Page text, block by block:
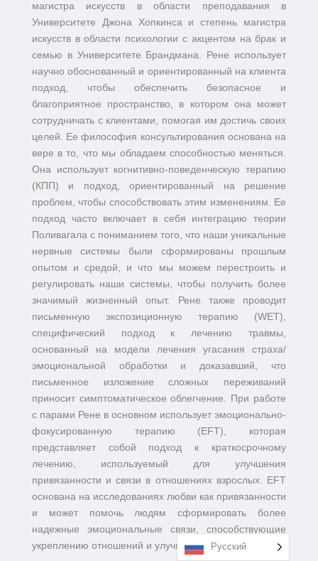
магистра искусств в области преподавания в
Университете Джона Хопкинса и степень магистра
искусств в области психологии с акцентом на брак и
семью в Университете Брандмана. Рене использует
научно обоснованный и ориентированный на клиента
подход, чтобы обеспечить безопасное и
благоприятное пространство, в котором она может
сотрудничать с клиентами, помогая им достичь своих
целей. Ее философия консультирования основана на
вере в то, что мы обладаем способностью меняться.
Она использует когнитивно-поведенческую терапию
(КПП) и подход, ориентированный на решение
проблем, чтобы способствовать этим изменениям. Ее
подход часто включает в себя интеграцию теории
Поливагала с пониманием того, что наши уникальные
нервные системы были сформированы прошлым
опытом и средой, и что мы можем перестроить и
регулировать наши системы, чтобы получить более
значимый жизненный опыт. Рене также проводит
письменную экспозиционную терапию (WET),
специфический подход к лечению травмы,
основанный на модели лечения угасания страха/
эмоциональной обработки и доказавший, что
письменное изложение сложных переживаний
приносит симптоматическое облегчение. При работе
с парами Рене в основном использует эмоционально-
фокусированную терапию (EFT), которая
представляет собой подход к краткосрочному
лечению, используемый для улучшения
привязанности и связи в отношениях взрослых. EFT
основана на исследованиях любви как привязанности
и может помочь людям сформировать более
надежные эмоциональные связи, способствующие
укреплению отношений и улучшению коммуникации.
Русский